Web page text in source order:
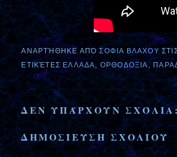
ΑΝΑΡΤΉΘΗΚΕ ΑΠΌΣΟΦΙΑ ΒΛΑΧΟΥ
ΕΤΙΚΈΤΕΣΕΛΛΑΔΑ, ΟΡΘΟΔΟΞΙΑ,
ΔΕΝ ΥΠΆΡΧΟΥΝ
ΔΗΜΟΣΊΕΥΣΗ ΣΧΟΛΊΟΥ